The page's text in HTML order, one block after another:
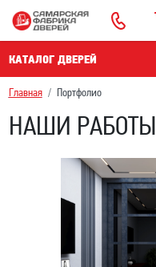
КАТАЛОГ ДВЕРЕЙ
Главная Портфолио
НАШИ РАБОТЫ